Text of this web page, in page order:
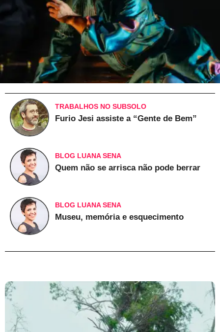
TRABALHOS NO SUBSOLO
Furio Jesi assiste a “Gente de Bem”
BLOG LUANA SENA
Quem não se arrisca não pode berrar
BLOG LUANA SENA
Museu, memória e esquecimento